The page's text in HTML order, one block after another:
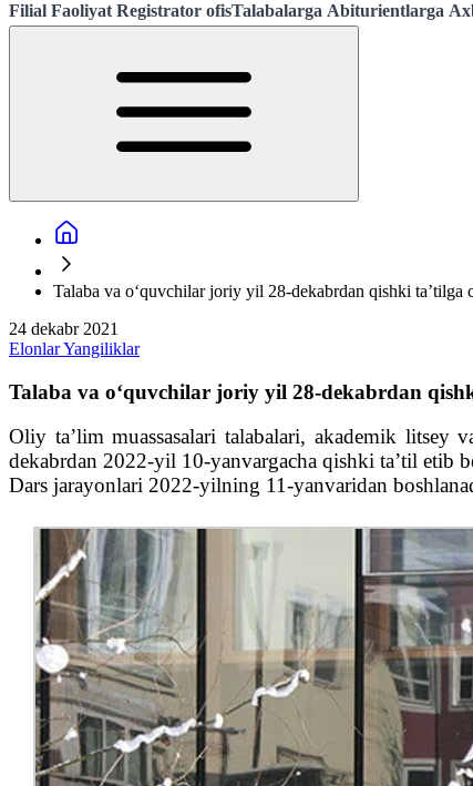
Filial Faoliyat Registrator ofisTalabalarga Abiturientlarga
Talaba va oʻquvchilar joriy yil 28-dekabrdan qishki taʼtilga
24 dekabr 2021
ElonlarYangiliklar
Talaba va oʻquvchilar joriy yil 28-dekabrdan
Oliy taʼlim muassasalari talabalari, akademik litsey
dekabrdan 2022-yil 10-yanvargacha qishki taʼtil etib
Dars jarayonlari 2022-yilning 11-yanvaridan